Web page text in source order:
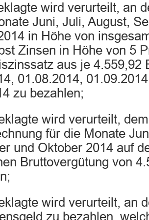
wird verurteilt, an
Juni, Juli, August,
in Höhe von
Zinsen in Höhe von 5
aus je 4.559,92
01.08.2014,
zu bezahlen;
wird verurteilt,
für die Monate
und Oktober 2014 auf
Bruttovergütung von
wird verurteilt, an
zu bezahlen,